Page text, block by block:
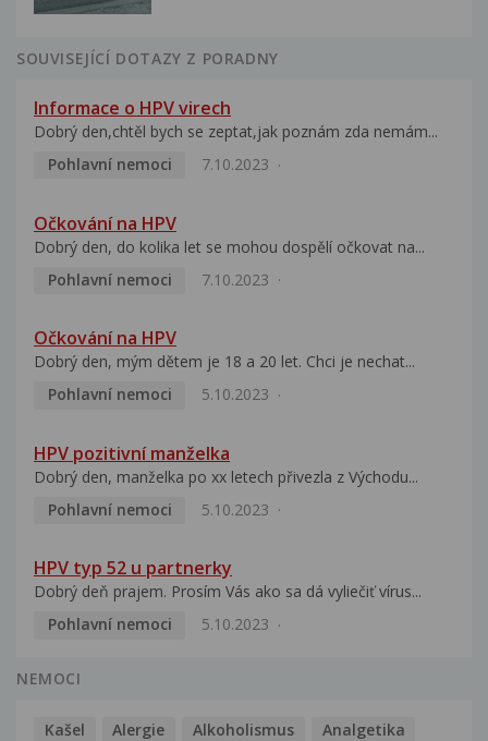
SOUVISEJÍCÍ DOTAZY Z PORADNY
Informace o HPV virech
Dobrý den,chtěl bych se zeptat,jak poznám zda nemám...
Pohlavní nemoci
7.10.2023
Očkování na HPV
Dobrý den, do kolika let se mohou dospělí očkovat na...
Pohlavní nemoci
7.10.2023
Očkování na HPV
Dobrý den, mým dětem je 18 a 20 let. Chci je nechat...
Pohlavní nemoci
5.10.2023
HPV pozitivní manželka
Dobrý den, manželka po xx letech přivezla z Východu...
Pohlavní nemoci
5.10.2023
HPV typ 52 u partnerky
Dobrý deň prajem. Prosím Vás ako sa dá vyliečiť vírus...
Pohlavní nemoci
5.10.2023
NEMOCI
Kašel Alergie Alkoholismus
Analgetika